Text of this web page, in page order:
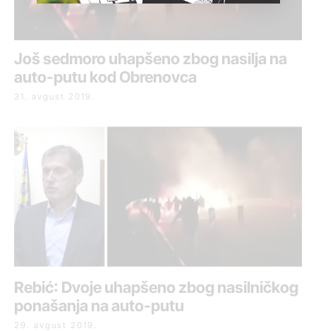
Još sedmoro uhapšeno zbog nasilja na
auto-putu kod Obrenovca
31. avgust 2019.
Rebić: Dvoje uhapšeno zbog nasilničkog
ponašanja na auto-putu
29. avgust 2019.